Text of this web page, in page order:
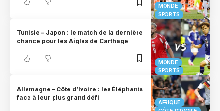
MONDE
SPORTS
MONDE
SPORTS
Tunisie – Japon : le match de la dernière
chance pour les Aigles de Carthage
AFRIQUE
Allemagne – Côte d’Ivoire : les Éléphants
face à leur plus grand défi